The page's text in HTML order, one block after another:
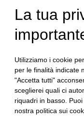
La tua
Utilizziamo i cookie
per le finalità indicate
"Accetta tutti"
sceglierei quali ci
riquadri in basso.
nostra politica sui